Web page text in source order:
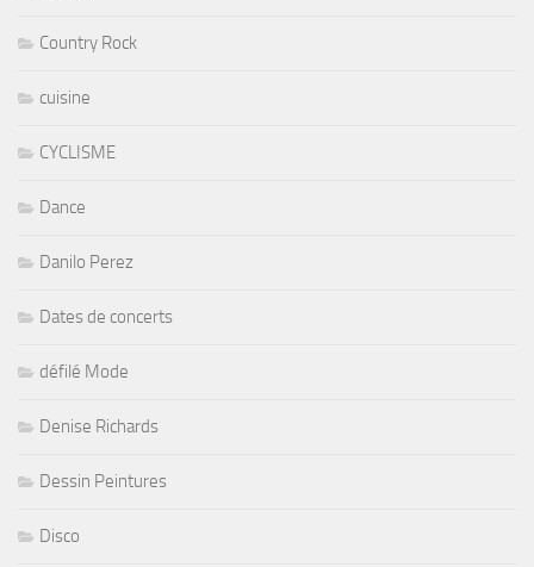
Country Rock
cuisine
CYCLISME
Dance
Danilo Perez
Dates de concerts
défilé Mode
Denise Richards
Dessin Peintures
Disco